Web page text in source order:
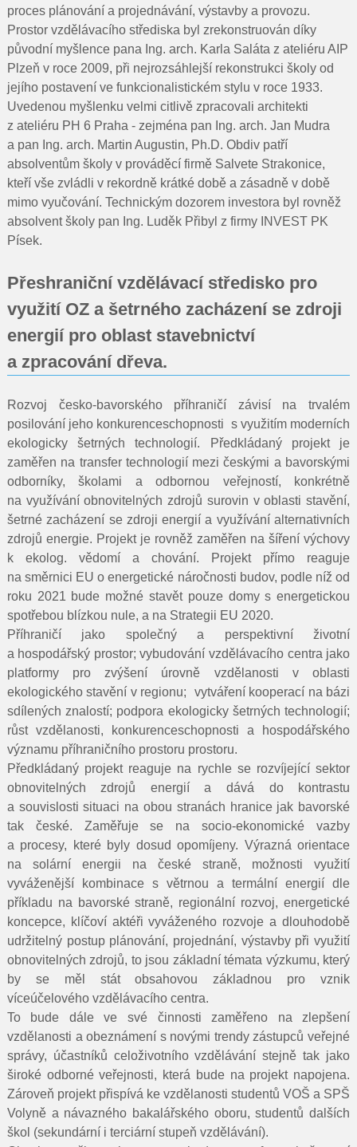
proces plánování a projednávání, výstavby a provozu.
Prostor vzdělávacího střediska byl zrekonstruován díky
původní myšlence pana Ing. arch. Karla Saláta z ateliéru AIP
Plzeň v roce 2009, při nejrozsáhlejší rekonstrukci školy od
jejího postavení ve funkcionalistickém stylu v roce 1933.
Uvedenou myšlenku velmi citlivě zpracovali architekti
z ateliéru PH 6 Praha - zejména pan Ing. arch. Jan Mudra
a pan Ing. arch. Martin Augustin, Ph.D. Obdiv patří
absolventům školy v prováděcí firmě Salvete Strakonice,
kteří vše zvládli v rekordně krátké době a zásadně v době
mimo vyučování. Technickým dozorem investora byl rovněž
absolvent školy pan Ing. Luděk Přibyl z firmy INVEST PK
Písek.
Přeshraniční vzdělávací středisko pro
využití OZ a šetrného zacházení se zdroji
energií pro oblast stavebnictví
a zpracování dřeva.
Rozvoj česko-bavorského příhraničí závisí na trvalém
posilování jeho konkurenceschopnosti s využitím moderních
ekologicky šetrných technologií. Předkládaný projekt je
zaměřen na transfer technologií mezi českými a bavorskými
odborníky, školami a odbornou veřejností, konkrétně
na využívání obnovitelných zdrojů surovin v oblasti stavění,
šetrné zacházení se zdroji energií a využívání alternativních
zdrojů energie. Projekt je rovněž zaměřen na šíření výchovy
k ekolog. vědomí a chování. Projekt přímo reaguje
na směrnici EU o energetické náročnosti budov, podle níž od
roku 2021 bude možné stavět pouze domy s energetickou
spotřebou blízkou nule, a na Strategii EU 2020.
Příhraničí jako společný a perspektivní životní
a hospodářský prostor; vybudování vzdělávacího centra jako
platformy pro zvýšení úrovně vzdělanosti v oblasti
ekologického stavění v regionu; vytváření kooperací na bázi
sdílených znalostí; podpora ekologicky šetrných technologií;
růst vzdělanosti, konkurenceschopnosti a hospodářského
významu příhraničního prostoru prostoru.
Předkládaný projekt reaguje na rychle se rozvíjející sektor
obnovitelných zdrojů energií a dává do kontrastu
a souvislosti situaci na obou stranách hranice jak bavorské
tak české. Zaměřuje se na socio-ekonomické vazby
a procesy, které byly dosud opomíjeny. Výrazná orientace
na solární energii na české straně, možnosti využití
vyváženější kombinace s větrnou a termální energií dle
příkladu na bavorské straně, regionální rozvoj, energetické
koncepce, klíčoví aktéři vyváženého rozvoje a dlouhodobě
udržitelný postup plánování, projednání, výstavby při využití
obnovitelných zdrojů, to jsou základní témata výzkumu, který
by se měl stát obsahovou základnou pro vznik
víceúčelového vzdělávacího centra.
To bude dále ve své činnosti zaměřeno na zlepšení
vzdělanosti a obeznámení s novými trendy zástupců veřejné
správy, účastníků celoživotního vzdělávání stejně tak jako
široké odborné veřejnosti, která bude na projekt napojena.
Zároveň projekt přispívá ke vzdělanosti studentů VOŠ a SPŠ
Volyně a návazného bakalářského oboru, studentů dalších
škol (sekundární i terciární stupeň vzdělávání).